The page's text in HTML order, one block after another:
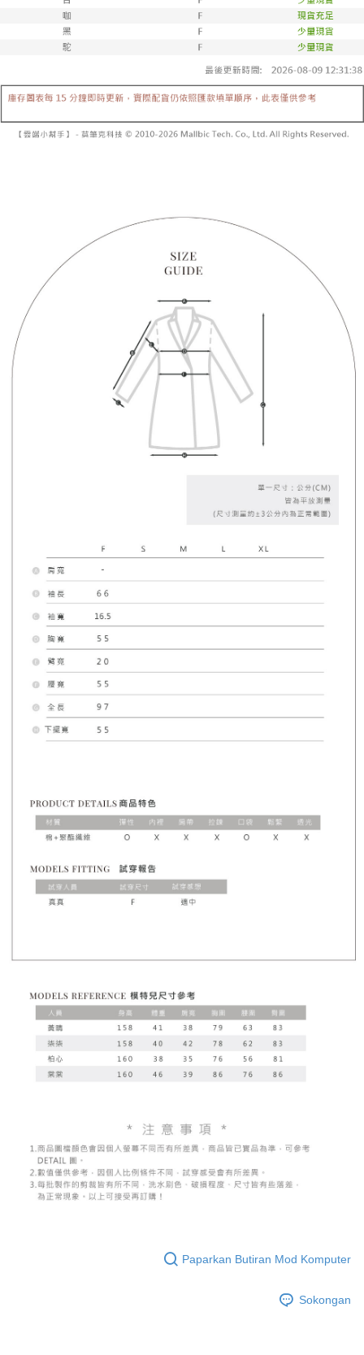
Had kredit yang diluluskan, tempoh ansuran yang tersedia, dan yuran
yang dikenakan adalah tertakluk kepada maklumat yang dinyatakan
pada halaman pengesahan transaksi seterusnya.
Jika transaksi tidak disahkan dalam masa 30 minit selepas pesanan
dibuat, atau jika permohonan gagal dalam proses semakan, pesanan
akan dibatalkan secara automatik. Jika permohonan gagal pada
peringkat "semakan manual", ini bermakna kriteria pemarkahan sistem
tidak dipenuhi; butiran penilaian khusus tidak akan didedahkan.
pembayaran akan dihantar selepas kitaran bil bulanan.
Selepas mengakses bil melalui pautan dalam SMS, anda boleh
menyelesaikan pembayaran anda melalui salah satu saluran berikut: kod
bar kedai serbaneka, kedai runcit Taiwan Mobile, pemindahan bank,
JKOPay, atau iPASS MONEY.
[Nota Penting]
Perkhidmatan ini disediakan oleh Taiwan Mobile Co., Ltd. (“Syarikat”),
yang membolehkan pelanggan membeli barangan atau perkhidmatan
melalui perkhidmatan ini pada masa transaksi. Hasil daripada pembelian
atau pembayaran ansuran akan dipindahkan oleh peniaga kepada
Syarikat, dan pelanggan hendaklah membuat pembayaran mengikut
perjanjian menggunakan sistem bil Syarikat.
Untuk memenuhi hubungan kontrak yang terjalin melalui persetujuan
anda (termasuk nama, nombor telefon, atau alamat) kepada Syarikat bagi
tujuan pengumpulan, pemprosesan dan penggunaan data yang
diperlukan untuk pengebilan ansuran, termasuk pengesahan,
Untuk terma perkhidmatan penuh, sila rujuk pautan berikut:
https://oppay.tw/userRule
【Panduan Penggunaan Pembayaran Ansuran Gogo】
1. Perkhidmatan ini disediakan oleh Taiwan Mobile, pengguna telefon
mudah alih boleh segera menggunakan tanpa perlu memohon lagi.
(Hanya untuk nombor langganan peribadi, tidak terbuka untuk syarikat
dan kad prabayar)
2. Pilihan kaedah pembayaran "Pembayaran Ansuran Gogo", selepas
pesanan ditubuhkan, akan secara automatik dialihkan ke proses
transaksi Gogo, selepas pengesahan nombor telefon, pilih bilangan
ansuran yang diingini, tarikh akhir pembayaran, dan setelah
untuk mengesahkan transaksi atau jika tidak lulus semakan, pesanan
akan dibatalkan secara automatik. Jika terdapat situasi "pindah untuk
semakan khusus" yang tidak lulus, ini menunjukkan bahawa sistem
penilaian boleh diberikan.
【Penerangan Kaedah Pembayaran】
1. Pembayaran ansuran tidak digabungkan dalam bil telekomunikasi,
saluran lain.
【Nota Penting】
1. Perkhidmatan ini disediakan oleh "Taiwan Mobile Co., Ltd." untuk
membolehkan pengguna membeli produk atau perkhidmatan melalui
perkhidmatan ini semasa transaksi, dan kedai akan menyerahkan hak
"Pembayaran Ansuran Gogo", kedai akan memberikan maklumat peribadi
anda (termasuk nama, telefon atau alamat) kepada Taiwan Mobile untuk
pengumpulan, pemprosesan dan penggunaan, untuk pengesahan,
semakan dan pembetulan data yang diperlukan untuk bil ansuran oleh
Taiwan Mobile.
3. Sila baca syarat perkhidmatan pengguna secara lengkap melalui
5. Tiada bayaran diperlukan apabila anda menerima produk. Sila buat
pembayaran di empat kedai serbaneka utama, ATM atau perbankan
dalam talian dengan SMS pembayaran atau pemberitahuan tolak aplikasi
Sila ambil perhatian bahawa tempoh pembayaran adalah 14 hari. Walau
dan mendaftar sebagai ahli AFTEE boleh menikmati tempoh pembayaran
sehingga 45 hari.
menerima pesanan anda semasa tempoh pembayaran (cth.: produk
prapesanan atau produk yang mungkin mengambil masa yang lebih
lama untuk dihantar). Oleh itu, anda dikehendaki membuat pembayaran
kepada AFTEE dalam tempoh sama ada anda menerima pesanan.
Kedua, Sekatan Pembayaran
1. Jumlah yang diperakui untuk pengguna kali pertama boleh sehingga
NT$10,000. Amaun diperakui sebenar yang diluluskan akan berdasarkan
keputusan pensijilan dan semakan oleh AFTEE.
2. Amaun perbelanjaan minimum mestilah lebih besar daripada NT$20.
3. Pada masa ini hanya tersedia untuk ahli Taiwan.
Ketiga, Syarat Perkhidmatan
Perkhidmatan AFTEE Beli Sekarang Bayar Kemudian disediakan oleh NP
Taiwan, Inc. dan AFTEE akan membuat bil kepada pengguna. AFTEE
akan menggunakan data peribadi yang dikumpul (termasuk nama
pembeli, no. telefon, nama penerima, no. telefon, alamat penerima) untuk
kelulusan boleh sehingga NT$10,000. Jika pengguna tidak membuat
pembayaran dalam tempoh tersebut, yuran pembayaran lewat sebanyak
mendapatkan kebenaran daripada ibu bapa atau penjaga yang sah
Sila hubungi NP Taiwan Inc. di
mempunyai sebarang kebimbangan mengenai pemprosesan dan
penggunaan pada data peribadi. Jika anda tidak bersetuju dengan data
peribadi yang disenaraikan seperti di atas akan dikumpul dan digunakan
oleh AFTEE, sila jangan gunakan perkhidmatan ini.
NT$1,800 atau lebih
付款後全家取貨
NT$10,000/pesanan
NT$60/pesanan | Penghantaran percuma untuk pesanan
NT$1,800 atau lebih
付款後7-11取貨
NT$60/pesanan | Penghantaran percuma untuk pesanan
NT$1,600 atau lebih
宅配
NT$100/pesanan | Penghantaran percuma untuk pesanan
NT$2,500 atau lebih
Paparkan Butiran Mod Komputer
Sokongan